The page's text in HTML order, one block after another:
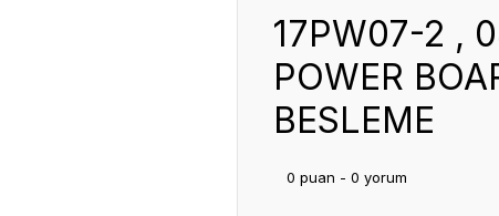
17PW07-2 ,
POWER
BESLEME
0 puan - 0 yorum